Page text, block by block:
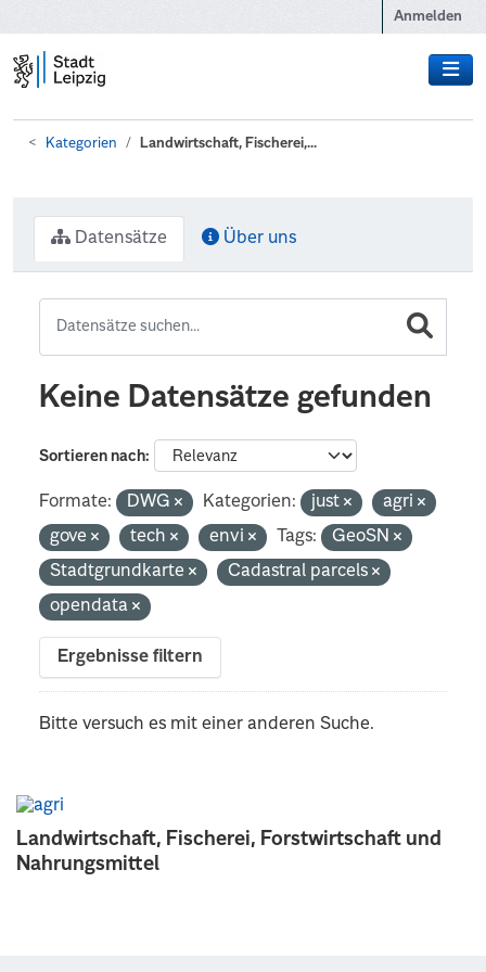
Anmelden
Kategorien Landwirtschaft, Fischerei,...
Landwirtschaft, Fischerei, Forstwirtschaft und
Nahrungsmittel
Datensätze Über uns
Keine Datensätze gefunden
Sortieren nach
Formate: DWG Kategorien: just
agri
gove
tech envi Tags:
GeoSN
Stadtgrundkarte
Cadastral parcels
opendata
Ergebnisse filtern
Bitte versuch es mit einer anderen Suche.